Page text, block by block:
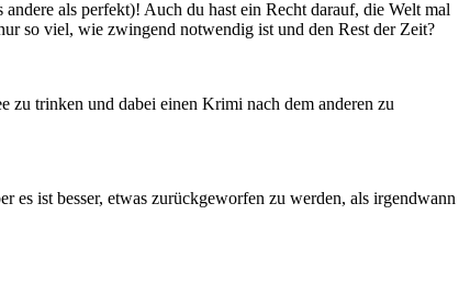
als perfekt)! Auch du hast ein Recht darauf, die Welt mal
so viel, wie zwingend notwendig ist und den Rest der Zeit?
zu trinken und dabei einen Krimi nach dem anderen zu
es ist besser, etwas zurückgeworfen zu werden, als irgendwann